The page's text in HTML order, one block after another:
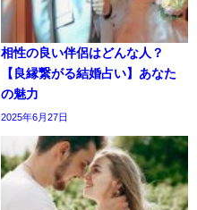
相性の良い伴侶はどんな人？
【良縁繋がる結婚占い】あなた
の魅力
2025年6月27日